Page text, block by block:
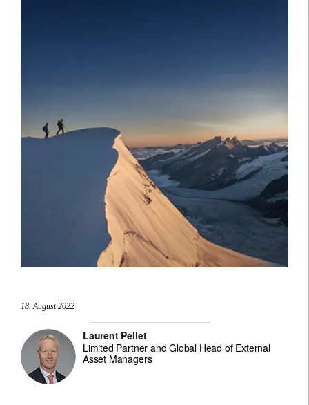
18. August 2022
Laurent Pellet
Limited Partner and Global Head of External
Asset Managers